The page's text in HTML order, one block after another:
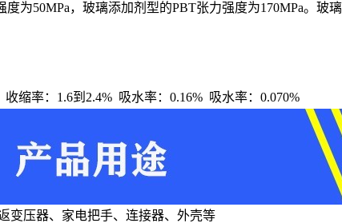
为50MPa，玻璃添加剂型的PBT张力强度为170MPa。玻
缩率：1.6到2.4% 吸水率：0.16% 吸水率：0.070%
变压器、家电把手、连接器、外壳等